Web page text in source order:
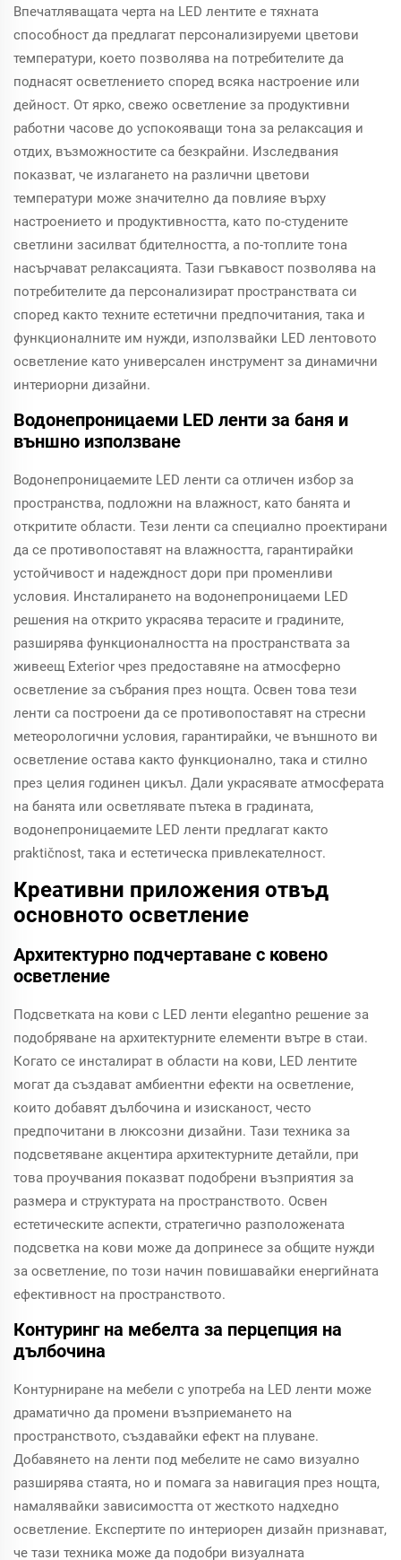
Впечатляващата черта на LED лентите е тяхната
способност да предлагат персонализируеми цветови
температури, което позволява на потребителите да
поднасят осветлението според всяка настроение или
дейност. От ярко, свежо осветление за продуктивни
работни часове до успокояващи тона за релаксация и
отдих, възможностите са безкрайни. Изследвания
показват, че излагането на различни цветови
температури може значително да повлияе върху
настроението и продуктивността, като по-студените
светлини засилват бдителността, а по-топлите тона
насърчават релаксацията. Тази гъвкавост позволява на
потребителите да персонализират пространствата си
според както техните естетични предпочитания, така и
функционалните им нужди, използвайки LED лентовото
осветление като универсален инструмент за динамични
интериорни дизайни.
Водонепроницаеми LED ленти за баня и
външно използване
Водонепроницаемите LED ленти са отличен избор за
пространства, подложни на влажност, като банята и
откритите области. Тези ленти са специално проектирани
да се противопоставят на влажността, гарантирайки
устойчивост и надеждност дори при променливи
условия. Инсталирането на водонепроницаеми LED
решения на открито украсява терасите и градините,
разширява функционалността на пространствата за
живеещ Exterior чрез предоставяне на атмосферно
осветление за събрания през нощта. Освен това тези
ленти са построени да се противопоставят на стресни
метеорологични условия, гарантирайки, че външното ви
осветление остава както функционално, така и стилно
през целия годинен цикъл. Дали украсявате атмосферата
на банята или осветлявате пътека в градината,
водонепроницаемите LED ленти предлагат както
praktičnost, така и естетическа привлекателност.
Креативни приложения отвъд
основното осветление
Архитектурно подчертаване с ковено
осветление
Подсветката на кови с LED ленти еlegantно решение за
подобряване на архитектурните елементи вътре в стаи.
Когато се инсталират в области на кови, LED лентите
могат да създават амбиентни ефекти на осветление,
които добавят дълбочина и изисканост, често
предпочитани в люксозни дизайни. Тази техника за
подсветяване акцентира архитектурните детайли, при
това проучвания показват подобрени възприятия за
размера и структурата на пространството. Освен
естетическите аспекти, стратегично разположената
подсветка на кови може да допринесе за общите нужди
за осветление, по този начин повишавайки енергийната
ефективност на пространството.
Контуринг на мебелта за перцепция на
дълбочина
Контурниране на мебели с употреба на LED ленти може
драматично да промени възприемането на
пространството, създавайки ефект на плуване.
Добавянето на ленти под мебелите не само визуално
разширява стаята, но и помага за навигация през нощта,
намалявайки зависимостта от жесткото надхедно
осветление. Експертите по интериорен дизайн признават,
че тази техника може да подобри визуалната